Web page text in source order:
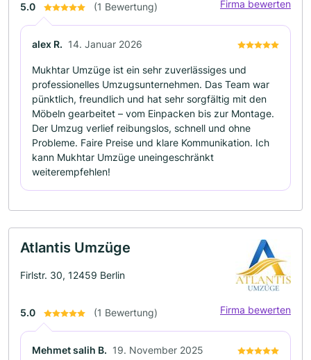
5.0 (1 Bewertung) Firma bewerten
alex R. 14. Januar 2026
Mukhtar Umzüge ist ein sehr zuverlässiges und
professionelles Umzugsunternehmen. Das Team war
pünktlich, freundlich und hat sehr sorgfältig mit den
Möbeln gearbeitet – vom Einpacken bis zur Montage.
Der Umzug verlief reibungslos, schnell und ohne
Probleme. Faire Preise und klare Kommunikation. Ich
kann Mukhtar Umzüge uneingeschränkt
weiterempfehlen!
Atlantis Umzüge
Firlstr. 30, 12459 Berlin
5.0 (1 Bewertung) Firma bewerten
Mehmet salih B. 19. November 2025